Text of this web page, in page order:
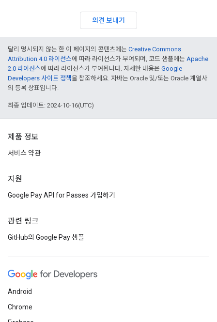
의견 보내기
달리 명시되지 않는 한 이 페이지의 콘텐츠에는 Creative Commons
Attribution 4.0 라이선스에 따라 라이선스가 부여되며, 코드 샘플에는 Apache
2.0 라이선스에 따라 라이선스가 부여됩니다. 자세한 내용은 Google
Developers 사이트 정책을 참조하세요. 자바는 Oracle 및/또는 Oracle 계열사
의 등록 상표입니다.
최종 업데이트: 2024-10-16(UTC)
제품 정보
서비스 약관
지원
Google Pay API for Passes 가입하기
관련 링크
GitHub의 Google Pay 샘플
Android
Chrome